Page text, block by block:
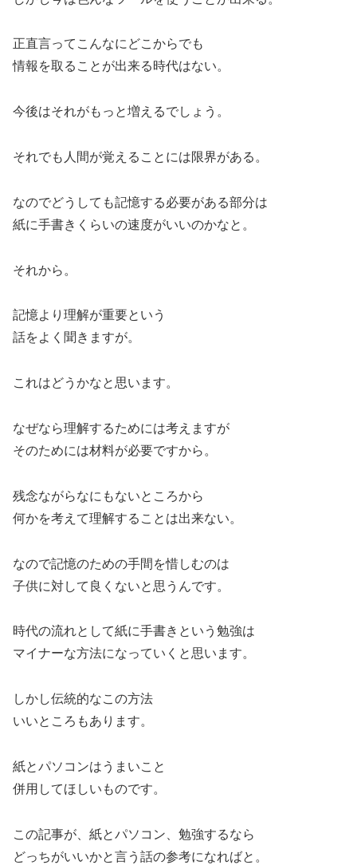
正直言ってこんなにどこからでも
情報を取ることが出来る時代はない。
今後はそれがもっと増えるでしょう。
それでも人間が覚えることには限界がある。
なのでどうしても記憶する必要がある部分は
紙に手書きくらいの速度がいいのかなと。
それから。
記憶より理解が重要という
話をよく聞きますが。
これはどうかなと思います。
なぜなら理解するためには考えますが
そのためには材料が必要ですから。
残念ながらなにもないところから
何かを考えて理解することは出来ない。
なので記憶のための手間を惜しむのは
子供に対して良くないと思うんです。
時代の流れとして紙に手書きという勉強は
マイナーな方法になっていくと思います。
しかし伝統的なこの方法
いいところもあります。
紙とパソコンはうまいこと
併用してほしいものです。
この記事が、紙とパソコン、勉強するなら
どっちがいいかと言う話の参考になればと。